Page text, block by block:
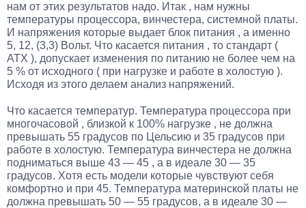
нам от этих результатов надо. Итак , нам нужны
температуры процессора, винчестера, системной платы.
И напряжения которые выдает блок питания , а именно
5, 12, (3,3) Вольт. Что касается питания , то стандарт (
АТХ ), допускает изменения по питанию не более чем на
5 % от исходного ( при нагрузке и работе в холостую ).
Исходя из этого делаем анализ напряжений.
Что касается температур. Температура процессора при
многочасовой , близкой к 100% нагрузке , не должна
превышать 55 градусов по Цельсию и 35 градусов при
работе в холостую. Температура винчестера не должна
подниматься выше 43 — 45 , а в идеале 30 — 35
градусов. Хотя есть модели которые чувствуют себя
комфортно и при 45. Температура материнской платы не
должна превышать 50 — 55 градусов, а в идеале 30 —